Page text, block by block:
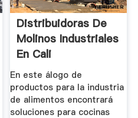
Distribuidoras De
Molinos Industriales
En Cali
En este álogo de
productos para la industria
de alimentos encontrará
soluciones para cocinas